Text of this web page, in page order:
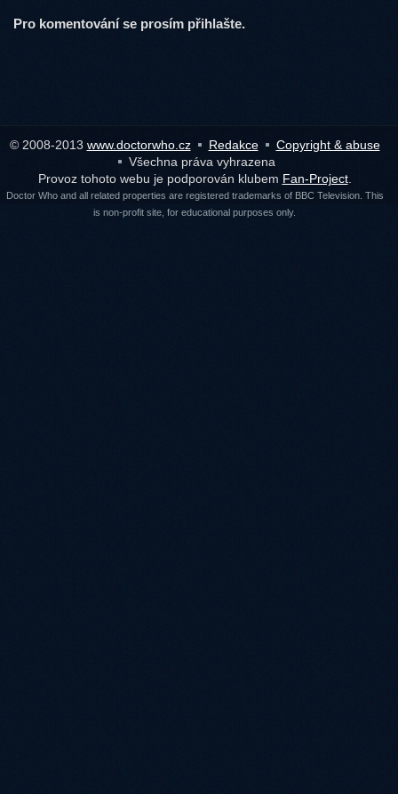
Pro komentování se prosím přihlašte.
© 2008-2013 www.doctorwho.cz Redakce
Copyright & abuse
Všechna práva vyhrazena
Provoz tohoto webu je podporován klubem Fan-Project.
Doctor Who and all related properties are registered trademarks of BBC Television. This
is non-profit site, for educational purposes only.